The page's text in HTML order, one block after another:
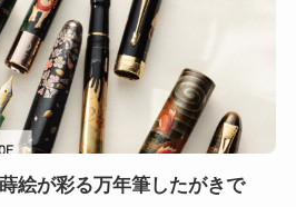
絵が彩る万年筆したがきで